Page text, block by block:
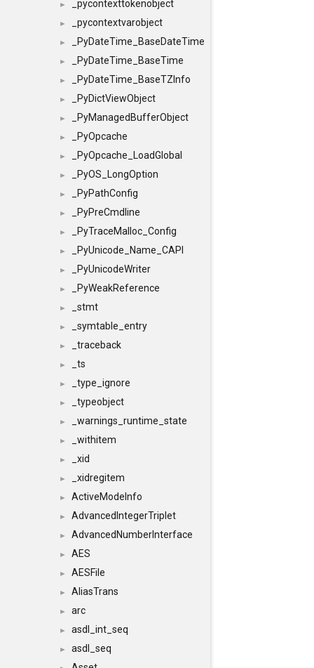
► _pycontexttokenobject
► _pycontextvarobject
► _PyDateTime_BaseDateTime
► _PyDateTime_BaseTime
► _PyDateTime_BaseTZInfo
► _PyDictViewObject
► _PyManagedBufferObject
► _PyOpcache
► _PyOpcache_LoadGlobal
► _PyOS_LongOption
► _PyPathConfig
► _PyPreCmdline
► _PyTraceMalloc_Config
► _PyUnicode_Name_CAPI
► _PyUnicodeWriter
► _PyWeakReference
► _stmt
► _symtable_entry
► _traceback
► _ts
► _type_ignore
► _typeobject
► _warnings_runtime_state
► _withitem
► _xid
► _xidregitem
► ActiveModeInfo
► AdvancedIntegerTriplet
► AdvancedNumberInterface
► AES
► AESFile
► AliasTrans
► arc
► asdl_int_seq
► asdl_seq